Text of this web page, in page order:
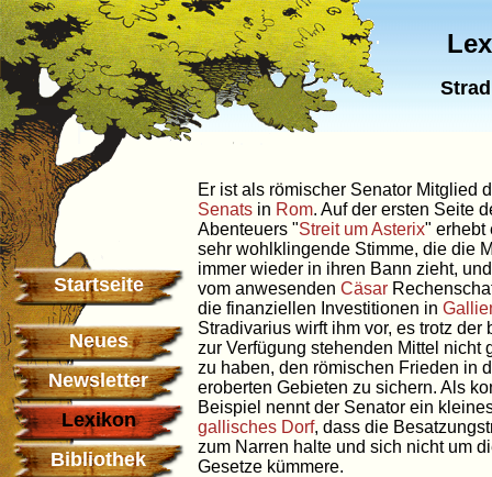
Startseite
Neues
Newsletter
Lexikon
Bibliothek
Er ist als römischer Senator Mitglied
Senats in Rom. Auf der ersten Seite
Abenteuers "Streit um Asterix" erhebt
sehr wohlklingende Stimme, die die
immer wieder in ihren Bann zieht,
vom anwesenden Cäsar
die finanziellen Investitionen in
Stradivarius wirft ihm vor, es trotz der
zur Verfügung stehenden Mittel nicht
zu haben, den römischen Frieden in
eroberten Gebieten zu sichern. Als
Beispiel nennt der Senator ein
gallisches Dorf, dass die
zum Narren halte und sich nicht um
Gesetze kümmere.